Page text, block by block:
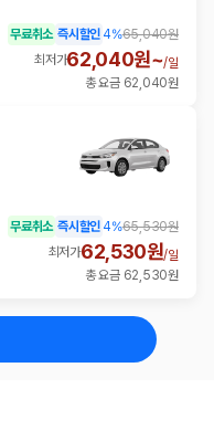
무료취소 즉시할인 4%65,040원
최저가62,040원~/일
총 요금 62,040원
무료취소 즉시할인 4%65,530원
최저가62,530원/일
총 요금 62,530원